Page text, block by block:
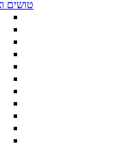
טושים